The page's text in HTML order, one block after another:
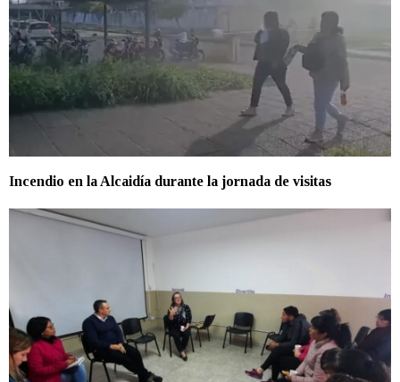
Incendio en la Alcaidía durante la jornada de visitas